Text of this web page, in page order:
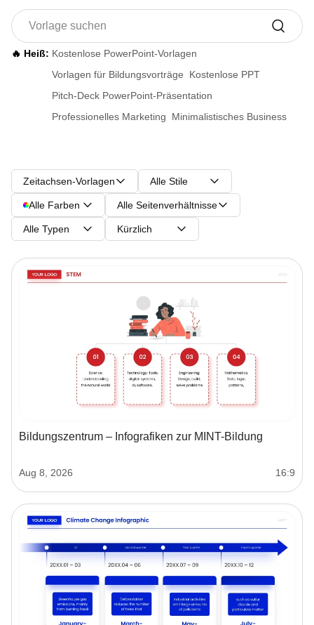
🔥 Heiß: Kostenlose PowerPoint-Vorlagen
Vorlagen für Bildungsvorträge
Kostenlose PPT
Pitch-Deck PowerPoint-Präsentation
Professionelles Marketing
Minimalistisches Business
Zeitachsen-Vorlagen Alle Stile
Alle Farben Alle Seitenverhältnisse
Alle Typen Kürzlich
Bildungszentrum – Infografiken zur MINT-Bildung
Aug 8, 2026 16:9